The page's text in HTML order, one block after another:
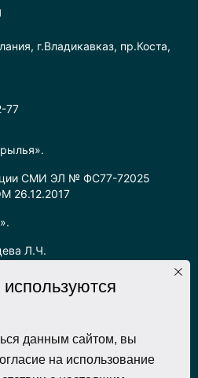
СМИ ЭЛ № ФС77-72025
26.12.2017
Л.Ч.
для лиц старше 16 лет.
опубликованные на сайте,
российским законодательством
Любое использование
возможно только
(ООО «Крылья») и при строгом
г.Владикавказ, пр.Коста,
77
данным сайтом, вы
на использование